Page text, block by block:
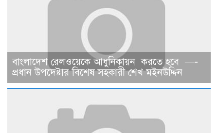
বাংলাদেশ রেলওয়েকে আধুনিকায়ন করতে হবে —-
প্রধান উপদেষ্টার বিশেষ সহকারী শেখ মইনউদ্দিন